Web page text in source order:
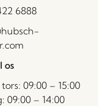
6888
os
09:00 – 15:00
09:00 – 14:00